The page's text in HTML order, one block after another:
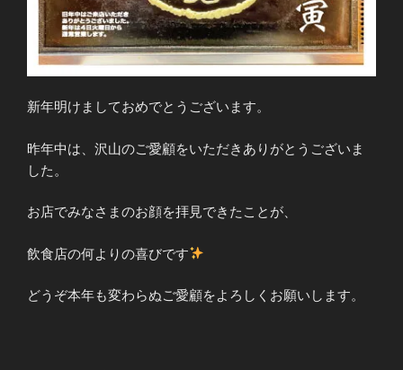
新年明けましておめでとうございます。
昨年中は、沢山のご愛顧をいただきありがとうございま
した。
お店でみなさまのお顔を拝見できたことが、
飲食店の何よりの喜びです
どうぞ本年も変わらぬご愛顧をよろしくお願いします。